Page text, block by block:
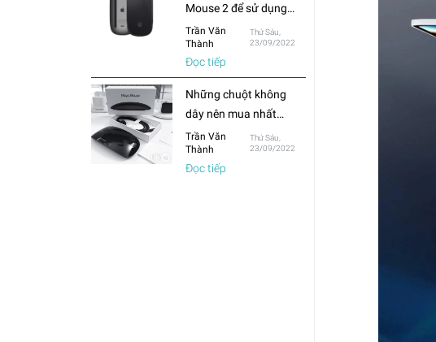
Mouse 2 để sử dụng
cho Macbook hay chỉ
mua chuột thông
thường?
Trần Văn
Thành
Thứ Sáu,
23/09/2022
Đọc tiếp
Những chuột không
dây nên mua nhất
trong năm 2022
Trần Văn
Thành
Thứ Sáu,
23/09/2022
Đọc tiếp